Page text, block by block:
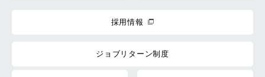
採用情報
ジョブリターン制度